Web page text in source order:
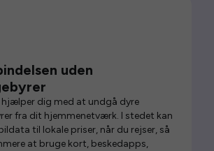
uden
hjælper dig med at undgå dyre
fra dit hjemmenetværk. I stedet kan
til lokale priser, når du rejser, så
at bruge kort, beskedapps,